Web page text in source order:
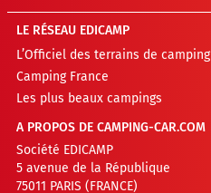
LE RÉSEAU EDICAMP
L’Officiel des terrains de camping
Camping France
Les plus beaux campings
A PROPOS DE CAMPING-CAR.COM
Société EDICAMP
5 avenue de la République
75011 PARIS (FRANCE)